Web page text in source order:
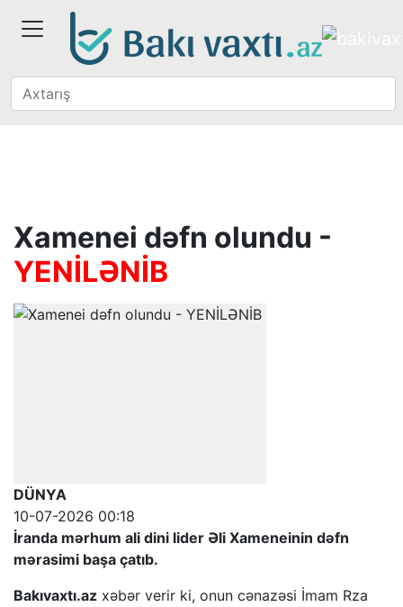
Xamenei dəfn olundu -
YENİLƏNİB​​​​​​
DÜNYA
10-07-2026 00:18
İranda mərhum ali dini lider Əli Xameneinin dəfn
mərasimi başa çatıb.
Bakıvaxtı.az xəbər verir ki, onun cənazəsi İmam Rza